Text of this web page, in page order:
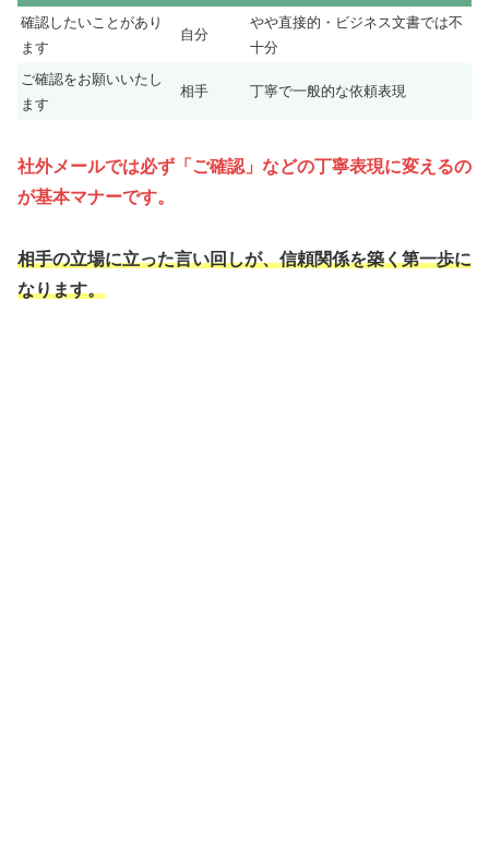
確認したいことがあり
ます
自分
やや直接的・ビジネス文書では不
十分
ご確認をお願いいたし
ます
相手 丁寧で一般的な依頼表現
社外メールでは必ず「ご確認」などの丁寧表現に変えるの
が基本マナーです。
相手の立場に立った言い回しが、信頼関係を築く第一歩に
なります。